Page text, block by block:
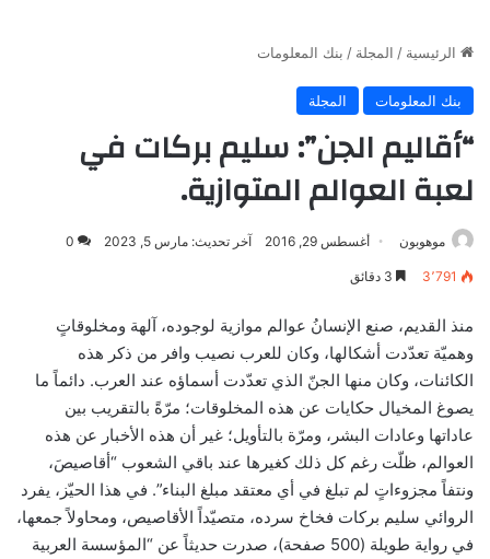
الرئيسية / المجلة / بنك المعلومات
بنك المعلومات المجلة
“أقاليم الجن”: سليم بركات في
لعبة العوالم المتوازية.
موهوبون أغسطس 29, 2016 آخر تحديث: مارس 5, 2023 0
3٬791
منذ القديم، صنع الإنسانُ عوالم موازية لوجوده، آلهة ومخلوقاتٍ
وهميّة تعدّدت أشكالها، وكان للعرب نصيب وافر من ذكر هذه
الكائنات، وكان منها الجنّ الذي تعدّدت أسماؤه عند العرب. دائماً ما
يصوغ المخيال حكايات عن هذه المخلوقات؛ مرّةً بالتقريب بين
عاداتها وعادات البشر، ومرّة بالتأويل؛ غير أن هذه الأخبار عن هذه
العوالم، ظلّت رغم كل ذلك كغيرها عند باقي الشعوب “أقاصيصَ،
ونتفاً مجزوءاتٍ لم تبلغ في أي معتقد مبلغ البناء”. في هذا الحيّز، يفرد
الروائي سليم بركات فخاخ سرده، متصيّداً الأقاصيص، ومحاولاً جمعها،
في رواية طويلة (500 صفحة)، صدرت حديثاً عن “المؤسسة العربية